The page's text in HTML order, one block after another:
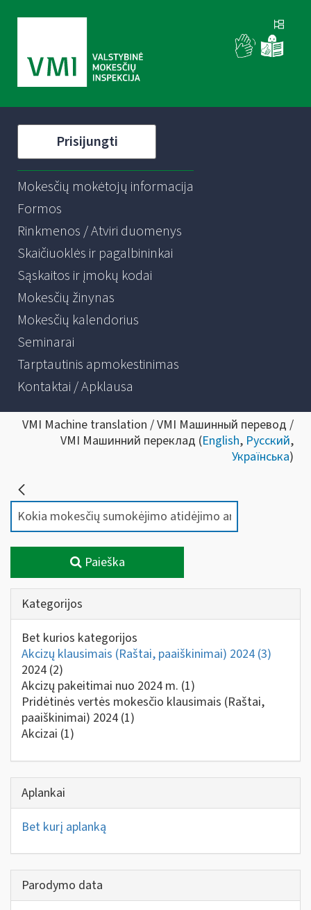
Prisijungti
Mokesčių mokėtojų informacija
Formos
Rinkmenos / Atviri duomenys
Skaičiuoklės ir pagalbininkai
Sąskaitos ir įmokų kodai
Mokesčių žinynas
Mokesčių kalendorius
Seminarai
Tarptautinis apmokestinimas
Kontaktai / Apklausa
VMI Machine translation / VMI Машинный перевод /
VMI Машинний переклад (English, Русский,
Українська)
Paieška
Kategorijos
Bet kurios kategorijos
Akcizų klausimais (Raštai, paaiškinimai) 2024 (3)
2024 (2)
Akcizų pakeitimai nuo 2024 m. (1)
Pridėtinės vertės mokesčio klausimais (Raštai,
paaiškinimai) 2024 (1)
Akcizai (1)
Aplankai
Bet kurį aplanką
Parodymo data